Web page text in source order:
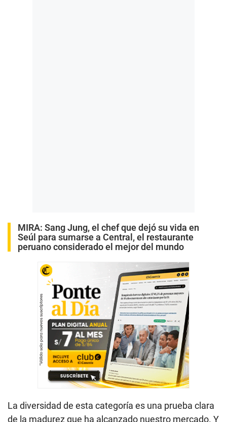
MIRA: Sang Jung, el chef que dejó su vida en
Seúl para sumarse a Central, el restaurante
peruano considerado el mejor del mundo
La diversidad de esta categoría es una prueba clara
de la madurez que ha alcanzado nuestro mercado. Y